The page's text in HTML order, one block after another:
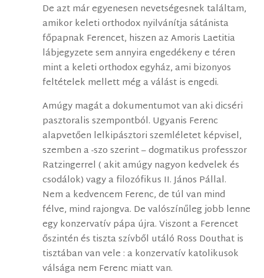
De azt már egyenesen nevetségesnek találtam,
amikor keleti orthodox nyilvánítja sátánista
főpapnak Ferencet, hiszen az Amoris Laetitia
lábjegyzete sem annyira engedékeny e téren
mint a keleti orthodox egyház, ami bizonyos
feltételek mellett még a válást is engedi.
Amúgy magát a dokumentumot van aki dicséri
pasztoralis szempontból. Ugyanis Ferenc
alapvetően lelkipásztori szemléletet képvisel,
szemben a -szo szerint – dogmatikus professzor
Ratzingerrel ( akit amúgy nagyon kedvelek és
csodálok) vagy a filozófikus II. János Pállal.
Nem a kedvencem Ferenc, de túl van mind
félve, mind rajongva. De valószínűleg jobb lenne
egy konzervatív pápa újra. Viszont a Ferencet
őszintén és tiszta szívből utáló Ross Douthat is
tisztában van vele : a konzervatív katolikusok
válsága nem Ferenc miatt van.